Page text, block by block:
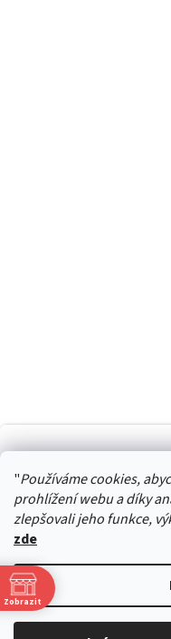
"Používáme cookies,
prohlížení webu a díky
zlepšovali jeho funkce,
zde
Copyright 2026
Zobrazit
Stačí se přihlásit k
Zásady